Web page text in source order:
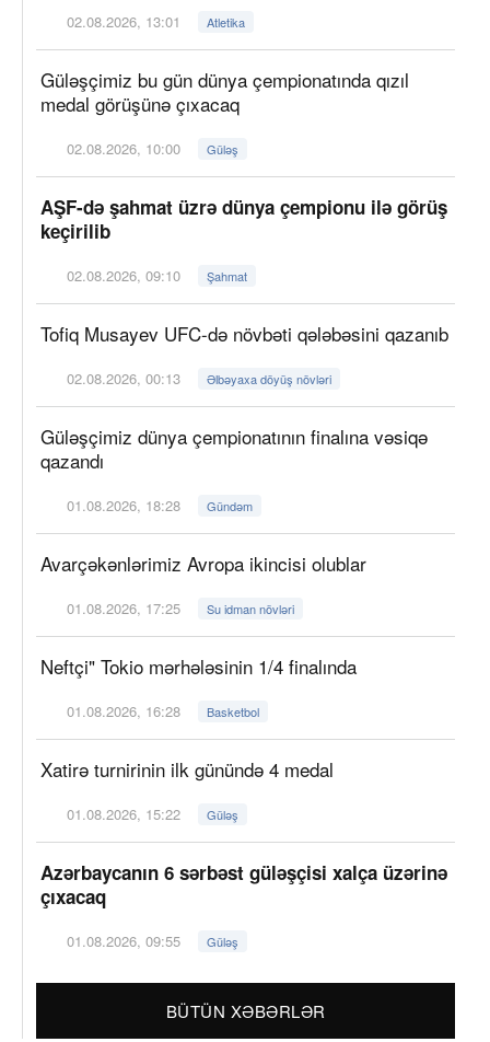
02.08.2026, 13:01 Atletika
Güləşçimiz bu gün dünya çempionatında qızıl
medal görüşünə çıxacaq
02.08.2026, 10:00 Güləş
AŞF-də şahmat üzrə dünya çempionu ilə görüş
keçirilib
02.08.2026, 09:10 Şahmat
Tofiq Musayev UFC-də növbəti qələbəsini qazanıb
02.08.2026, 00:13 Əlbəyaxa döyüş növləri
Güləşçimiz dünya çempionatının finalına vəsiqə
qazandı
01.08.2026, 18:28 Gündəm
Avarçəkənlərimiz Avropa ikincisi olublar
01.08.2026, 17:25 Su idman növləri
Neftçi" Tokio mərhələsinin 1/4 finalında
01.08.2026, 16:28 Basketbol
Xatirə turnirinin ilk günündə 4 medal
01.08.2026, 15:22 Güləş
Azərbaycanın 6 sərbəst güləşçisi xalça üzərinə
çıxacaq
01.08.2026, 09:55 Güləş
BÜTÜN XƏBƏRLƏR